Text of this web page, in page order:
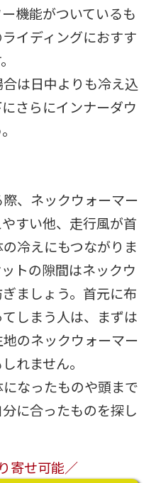
機能がついているも
イディングにおすす
は日中よりも冷え込
さらにインナーダウ
、ネックウォーマー
すい他、走行風が首
冷えにもつながりま
トの隙間はネックウ
ましょう。首元に布
しまう人は、まずは
のネックウォーマー
れません。
なったものや頭まで
に合ったものを探し
寄せ可能／